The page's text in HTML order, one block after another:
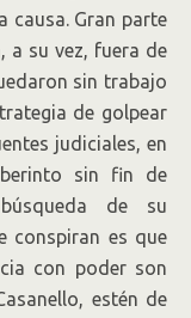
causa. Gran parte
a su vez, fuera de
sin trabajo
de golpear
judiciales, en
sin fin de
de su
conspiran es que
con poder son
estén de